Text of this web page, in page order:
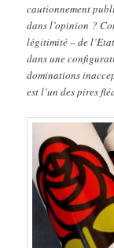
cautionnement
dans l’opinion ?
légitimité – de
dans une
dominations
est l’un des pires